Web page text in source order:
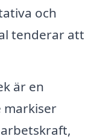
och
tenderar att
är en
markiser